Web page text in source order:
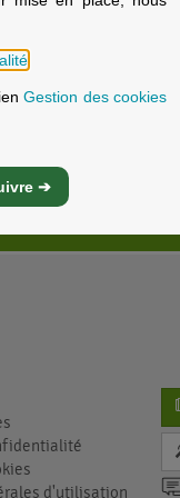
Gestion des cookies
➔
dans le
d'utilisation